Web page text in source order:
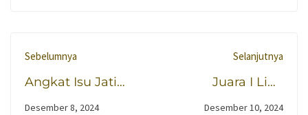
Sebelumnya
Angkat Isu Jati
Diri, Teater
Desember 8, 2024
Selanjutnya
Juara I Liga
Esports Nasional
Desember 10, 2024